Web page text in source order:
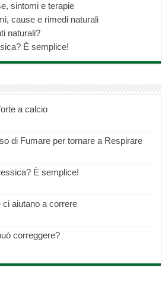
sintomi e terapie
cause e rimedi naturali
naturali?
È semplice!
a calcio
di Fumare per tornare a Respirare
È semplice!
ci aiutano a correre
correggere?